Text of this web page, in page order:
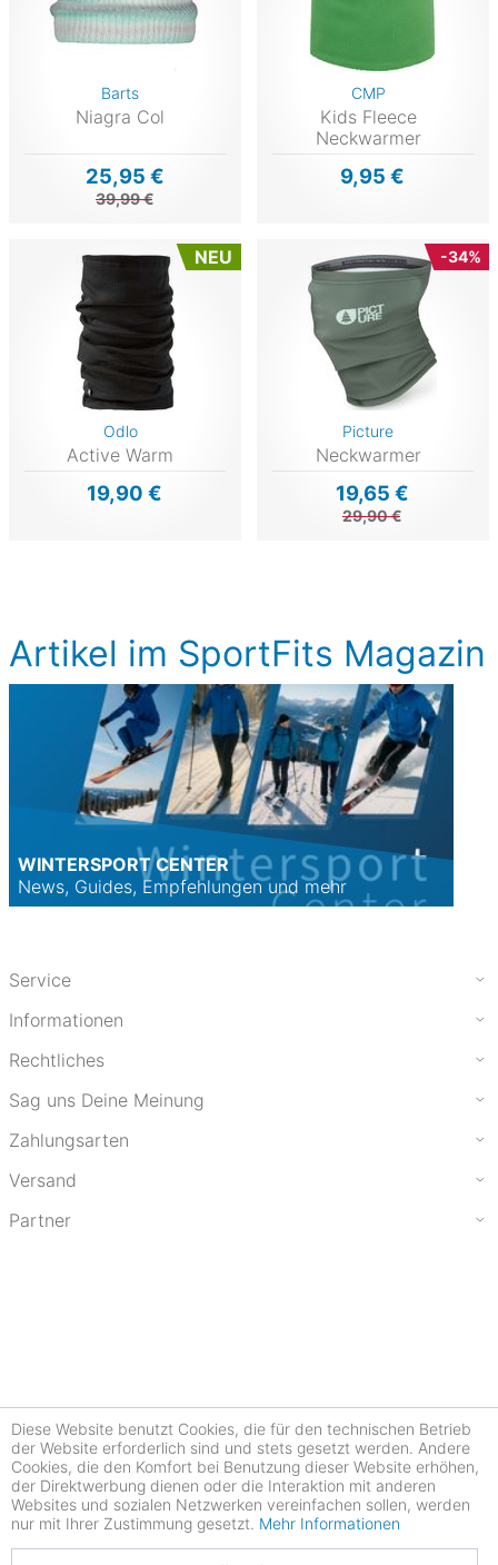
Barts
Niagra Col
25,95 €
39,99 €
CMP
Kids Fleece
Neckwarmer
9,95 €
NEU
Odlo
Active Warm
19,90 €
-34%
Picture
Neckwarmer
19,65 €
29,90 €
Artikel im SportFits Magazin
WINTERSPORT CENTER
News, Guides, Empfehlungen und mehr
Service
Informationen
Rechtliches
Sag uns Deine Meinung
Zahlungsarten
Versand
Partner
Diese Website benutzt Cookies, die für den technischen Betrieb
der Website erforderlich sind und stets gesetzt werden. Andere
Cookies, die den Komfort bei Benutzung dieser Website erhöhen,
der Direktwerbung dienen oder die Interaktion mit anderen
Websites und sozialen Netzwerken vereinfachen sollen, werden
nur mit Ihrer Zustimmung gesetzt. Mehr Informationen